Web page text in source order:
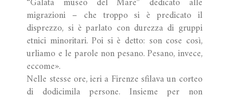
migrazioni – che troppo si è predicato il
disprezzo, si è parlato con durezza di gruppi
etnici minoritari. Poi si è detto: son cose così,
urliamo e le parole non pesano. Pesano, invece,
eccome».
Nelle stesse ore, ieri a Firenze sfilava un corteo
di dodicimila persone. Insieme per non